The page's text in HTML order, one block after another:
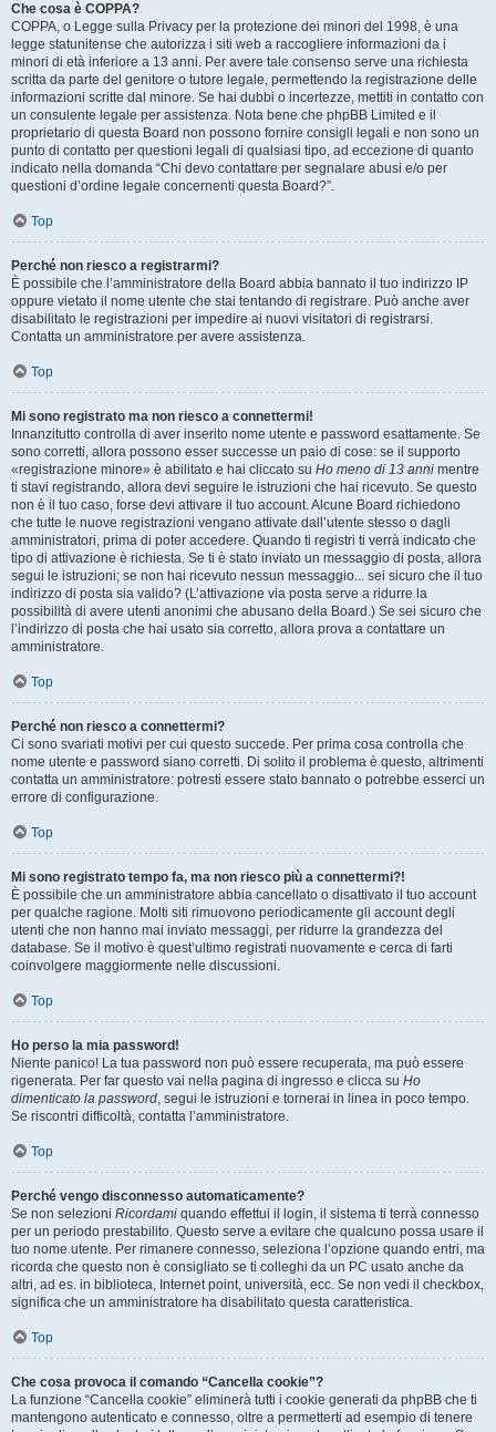
Che cosa è COPPA?
COPPA, o Legge sulla Privacy per la protezione dei minori del 1998, è una
legge statunitense che autorizza i siti web a raccogliere informazioni da i
minori di età inferiore a 13 anni. Per avere tale consenso serve una richiesta
scritta da parte del genitore o tutore legale, permettendo la registrazione delle
informazioni scritte dal minore. Se hai dubbi o incertezze, mettiti in contatto con
un consulente legale per assistenza. Nota bene che phpBB Limited e il
proprietario di questa Board non possono fornire consigli legali e non sono un
punto di contatto per questioni legali di qualsiasi tipo, ad eccezione di quanto
indicato nella domanda “Chi devo contattare per segnalare abusi e/o per
questioni d’ordine legale concernenti questa Board?”.
Top
Perché non riesco a registrarmi?
È possibile che l’amministratore della Board abbia bannato il tuo indirizzo IP
oppure vietato il nome utente che stai tentando di registrare. Può anche aver
disabilitato le registrazioni per impedire ai nuovi visitatori di registrarsi.
Contatta un amministratore per avere assistenza.
Top
Mi sono registrato ma non riesco a connettermi!
Innanzitutto controlla di aver inserito nome utente e password esattamente. Se
sono corretti, allora possono esser successe un paio di cose: se il supporto
«registrazione minore» è abilitato e hai cliccato su Ho meno di 13 anni mentre
ti stavi registrando, allora devi seguire le istruzioni che hai ricevuto. Se questo
non è il tuo caso, forse devi attivare il tuo account. Alcune Board richiedono
che tutte le nuove registrazioni vengano attivate dall’utente stesso o dagli
amministratori, prima di poter accedere. Quando ti registri ti verrà indicato che
tipo di attivazione è richiesta. Se ti è stato inviato un messaggio di posta, allora
segui le istruzioni; se non hai ricevuto nessun messaggio... sei sicuro che il tuo
indirizzo di posta sia valido? (L’attivazione via posta serve a ridurre la
possibilità di avere utenti anonimi che abusano della Board.) Se sei sicuro che
l’indirizzo di posta che hai usato sia corretto, allora prova a contattare un
amministratore.
Top
Perché non riesco a connettermi?
Ci sono svariati motivi per cui questo succede. Per prima cosa controlla che
nome utente e password siano corretti. Di solito il problema è questo, altrimenti
contatta un amministratore: potresti essere stato bannato o potrebbe esserci un
errore di configurazione.
Top
Mi sono registrato tempo fa, ma non riesco più a connettermi?!
È possibile che un amministratore abbia cancellato o disattivato il tuo account
per qualche ragione. Molti siti rimuovono periodicamente gli account degli
utenti che non hanno mai inviato messaggi, per ridurre la grandezza del
database. Se il motivo è quest’ultimo registrati nuovamente e cerca di farti
coinvolgere maggiormente nelle discussioni.
Top
Ho perso la mia password!
Niente panico! La tua password non può essere recuperata, ma può essere
rigenerata. Per far questo vai nella pagina di ingresso e clicca su Ho
dimenticato la password, segui le istruzioni e tornerai in linea in poco tempo.
Se riscontri difficoltà, contatta l’amministratore.
Top
Perché vengo disconnesso automaticamente?
Se non selezioni Ricordami quando effettui il login, il sistema ti terrà connesso
per un periodo prestabilito. Questo serve a evitare che qualcuno possa usare il
tuo nome utente. Per rimanere connesso, seleziona l’opzione quando entri, ma
ricorda che questo non è consigliato se ti colleghi da un PC usato anche da
altri, ad es. in biblioteca, Internet point, università, ecc. Se non vedi il checkbox,
significa che un amministratore ha disabilitato questa caratteristica.
Top
Che cosa provoca il comando “Cancella cookie”?
La funzione “Cancella cookie” eliminerà tutti i cookie generati da phpBB che ti
mantengono autenticato e connesso, oltre a permetterti ad esempio di tenere